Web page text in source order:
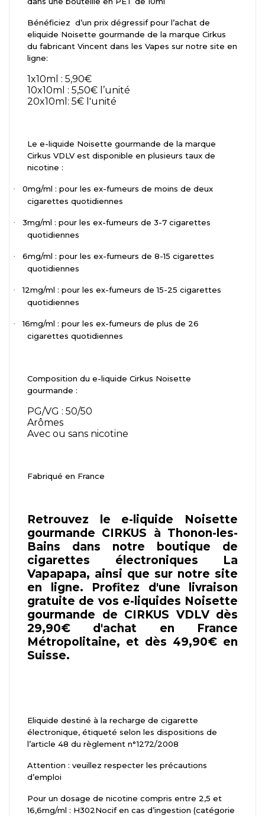
Bénéficiez d’un prix dégressif pour l’achat de
eliquide Noisette gourmande de la marque Cirkus
du fabricant Vincent dans les Vapes sur notre site en
ligne:
1x10ml : 5,90€
10x10ml : 5,50€ l’unité
20x10ml: 5€ l'unité
Le e-liquide Noisette gourmande de la marque
Cirkus VDLV est disponible en plusieurs taux de
nicotine :
·
0mg/ml : pour les ex-fumeurs de moins de deux
cigarettes quotidiennes
·
3mg/ml : pour les ex-fumeurs de 3-7 cigarettes
quotidiennes
·
6mg/ml : pour les ex-fumeurs de 8-15 cigarettes
quotidiennes
·
12mg/ml : pour les ex-fumeurs de 15-25 cigarettes
quotidiennes
·
16mg/ml : pour les ex-fumeurs de plus de 26
cigarettes quotidiennes
Composition du e-liquide Cirkus Noisette
gourmande :
PG/VG : 50/50
Arômes
Avec ou sans nicotine
Fabriqué en France
Retrouvez le e-liquide Noisette
gourmande CIRKUS à Thonon-les-
Bains dans notre boutique de
cigarettes électroniques La
Vapapapa, ainsi que sur notre site
en ligne. Profitez d'une livraison
gratuite de vos e-liquides Noisette
gourmande de CIRKUS VDLV dès
29,90€ d'achat en France
Métropolitaine, et dès 49,90€ en
Suisse.
Eliquide destiné à la recharge de cigarette
électronique, étiqueté selon les dispositions de
l’article 48 du règlement n°1272/2008
Attention : veuillez respecter les précautions
d’emploi
Pour un dosage de nicotine compris entre 2,5 et
16,6mg/ml : H302Nocif en cas d’ingestion (catégorie